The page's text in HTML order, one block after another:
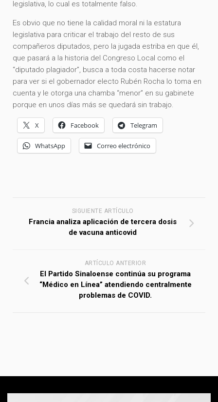
legislativa, lo cual es totalmente falso.
Es obvio que no tiene la calidad moral ni la estatura
legislativa para criticar el trabajo del resto de sus
compañeros diputados, pero la jugada estriba en que él,
que pasará a la historia del Congreso Local como el
“diputado plagiador”, busca a toda costa hacerse notar
para ver si el gobernador electo Rubén Rocha lo toma en
cuenta y le otorga una chamba “menor” en su gabinete
porque en unos días más se quedará sin trabajo.
X Facebook Telegram
WhatsApp Correo electrónico
SIGUIENTE ARTÍCULO
Francia analiza aplicación de tercera dosis
de vacuna anticovid
ARTÍCULO ANTERIOR
El Partido Sinaloense continúa su programa
“Médico en Línea” atendiendo centralmente
problemas de COVID.